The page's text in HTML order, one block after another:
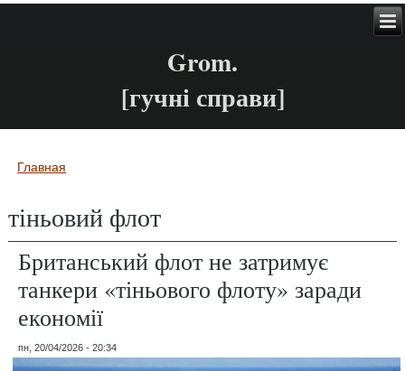
Grom.
[гучні справи]
Вы здесь
Главная
тіньовий флот
Британський флот не затримує
танкери «тіньового флоту» заради
економії
пн, 20/04/2026 - 20:34